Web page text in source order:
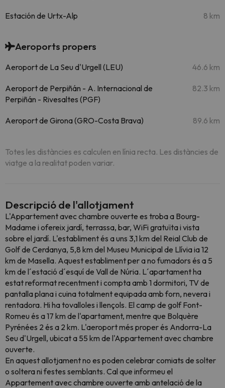
Estación de Urtx-Alp 8 km
Aeroports propers
Aeroport de La Seu d'Urgell (LEU) 46.6 km
Aeroport de Perpiñán - A. Internacional de
Perpiñán - Rivesaltes (PGF)
82.3 km
Aeroport de Girona (GRO-Costa Brava) 89.6 km
Totes les distàncies es calculen en línia recta. Les distàncies de
viatge a la realitat poden variar.
Descripció de l'allotjament
L'Appartement avec chambre ouverte es troba a Bourg-
Madame i ofereix jardí, terrassa, bar, WiFi gratuïta i vista
sobre el jardí. L'establiment és a uns 3,1 km del Reial Club de
Golf de Cerdanya, 5,8 km del Museu Municipal de Llívia ia 12
km de Masella. Aquest establiment per a no fumadors és a 5
km de l´estació d´esquí de Vall de Núria. L´apartament ha
estat reformat recentment i compta amb 1 dormitori, TV de
pantalla plana i cuina totalment equipada amb forn, nevera i
rentadora. Hi ha tovalloles i llençols. El camp de golf Font-
Romeu és a 17 km de l'apartament, mentre que Bolquère
Pyrénées 2 és a 2 km. L'aeroport més proper és Andorra-La
Seu d'Urgell, ubicat a 55 km de l'Appartement avec chambre
ouverte.
En aquest allotjament no es poden celebrar comiats de solter
o soltera ni festes semblants. Cal que informeu el
Appartement avec chambre ouverte amb antelació de la